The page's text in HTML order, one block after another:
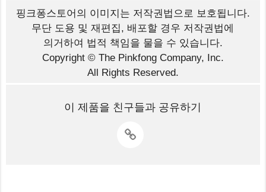
핑크퐁스토어의 이미지는 저작권법으로 보호됩니다.
무단 도용 및 재편집, 배포할 경우 저작권법에
의거하여 법적 책임을 물을 수 있습니다.
Copyright © The Pinkfong Company, Inc.
All Rights Reserved.
이 제품을 친구들과 공유하기